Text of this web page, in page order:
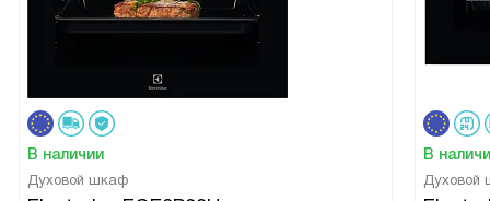
В наличии
Духовой шкаф
В
Духовой